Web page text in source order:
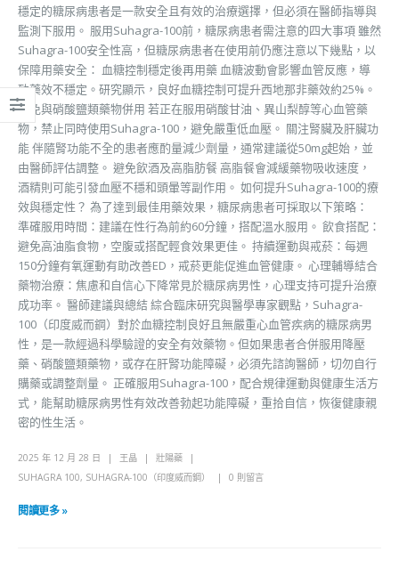
穩定的糖尿病患者是一款安全且有效的治療選擇，但必須在醫師指導與
監測下服用。 服用Suhagra-100前，糖尿病患者需注意的四大事項 雖然
Suhagra-100安全性高，但糖尿病患者在使用前仍應注意以下幾點，以
保障用藥安全： 血糖控制穩定後再用藥 血糖波動會影響血管反應，導
致藥效不穩定。研究顯示，良好血糖控制可提升西地那非藥效約25%。
避免與硝酸鹽類藥物併用 若正在服用硝酸甘油、異山梨醇等心血管藥
物，禁止同時使用Suhagra-100，避免嚴重低血壓。 關注腎臟及肝臟功
能 伴隨腎功能不全的患者應酌量減少劑量，通常建議從50mg起始，並
由醫師評估調整。 避免飲酒及高脂肪餐 高脂餐會減緩藥物吸收速度，
酒精則可能引發血壓不穩和頭暈等副作用。 如何提升Suhagra-100的療
效與穩定性？ 為了達到最佳用藥效果，糖尿病患者可採取以下策略：
準確服用時間：建議在性行為前約60分鐘，搭配溫水服用。 飲食搭配：
避免高油脂食物，空腹或搭配輕食效果更佳。 持續運動與戒菸：每週
150分鐘有氧運動有助改善ED，戒菸更能促進血管健康。 心理輔導結合
藥物治療：焦慮和自信心下降常見於糖尿病男性，心理支持可提升治療
成功率。 醫師建議與總結 綜合臨床研究與醫學專家觀點，Suhagra-
100（印度威而鋼）對於血糖控制良好且無嚴重心血管疾病的糖尿病男
性，是一款經過科學驗證的安全有效藥物。但如果患者合併服用降壓
藥、硝酸鹽類藥物，或存在肝腎功能障礙，必須先諮詢醫師，切勿自行
購藥或調整劑量。 正確服用Suhagra-100，配合規律運動與健康生活方
式，能幫助糖尿病男性有效改善勃起功能障礙，重拾自信，恢復健康親
密的性生活。
2025 年 12 月 28 日 王晶
壯陽藥
SUHAGRA 100, SUHAGRA-100（印度威而鋼） 0 則留言
閱讀更多 »